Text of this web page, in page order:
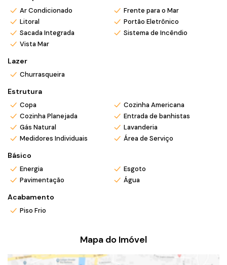
*Ligue ou envie WhatsApp (47) 9 9705-6188. Siga meu
Instagram @ronei_jaciel
Ar Condicionado
Frente para o Mar
Litoral
Portão Eletrônico
Sacada Integrada
Sistema de Incêndio
Vista Mar
Lazer
Churrasqueira
Estrutura
Copa
Cozinha Americana
Cozinha Planejada
Entrada de banhistas
Gás Natural
Lavanderia
Medidores Individuais
Área de Serviço
Básico
Energia
Esgoto
Pavimentação
Água
Acabamento
Piso Frio
Mapa do Imóvel